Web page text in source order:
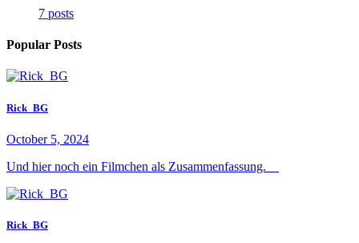
7 posts
Popular Posts
Rick_BG
October 5, 2024
Und hier noch ein Filmchen als Zusammenfassung.
Rick_BG